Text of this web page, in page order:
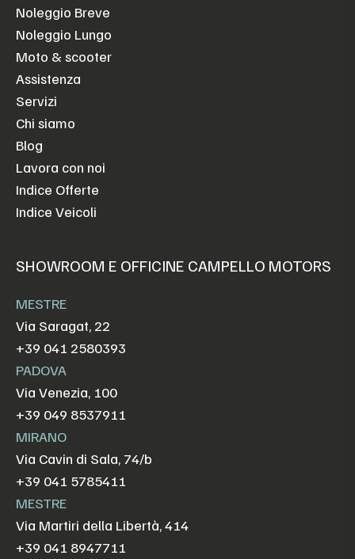
Noleggio Breve
Noleggio Lungo
Moto & scooter
Assistenza
Servizi
Chi siamo
Blog
Lavora con noi
Indice Offerte
Indice Veicoli
SHOWROOM E OFFICINE CAMPELLO MOTORS
MESTRE
Via Saragat, 22
+39 041 2580393
PADOVA
Via Venezia, 100
+39 049 8537911
MIRANO
Via Cavin di Sala, 74/b
+39 041 5785411
MESTRE
Via Martiri della Libertà, 414
+39 041 8947711